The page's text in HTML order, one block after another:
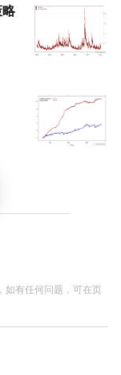
如有任何问题，可在页